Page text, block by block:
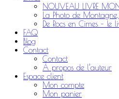
NOUVEAU LIVRE
La Photo de
De Rocs en Cimes – le
FAQ
Blog
Contact
Contact
À propos de l’auteur
Espace client
Mon compte
Mon panier